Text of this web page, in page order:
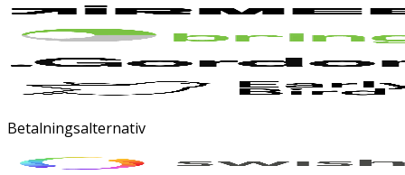
Betalningsalternativ